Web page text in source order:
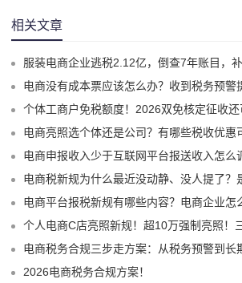
相关文章
服装电商企业逃税2.12亿，倒查7年账目，
电商没有成本票应该怎么办？收到税务预警
个体工商户免税额度！2026双免核定征收还
电商亮照选个体还是公司？有哪些税收优惠
电商申报收入少于互联网平台报送收入怎么调整申报，怎么实
电商税新规为什么最近没动静、没人提了？是
电商平台报税新规有哪些内容？电商企业怎么享受税
个人电商C店亮照新规！超10万强制亮照！
电商税务合规三步走方案：从税务预警到长
2026电商税务合规方案！